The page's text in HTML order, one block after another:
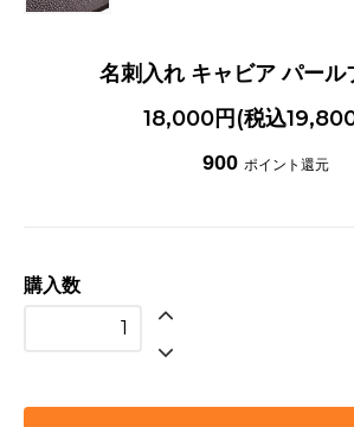
名刺入れ キャビア パール
18,000円(税込
900 ポイント還元
購入数